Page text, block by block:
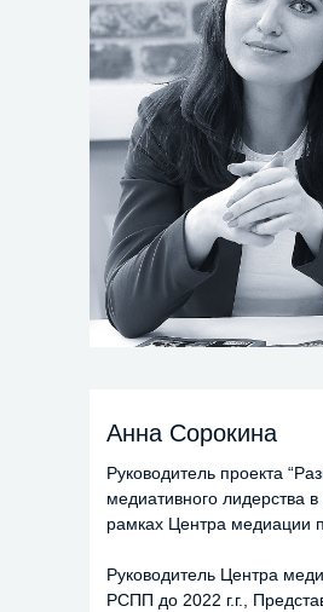
Анна Сорокина
Руководитель проекта
медиативного лидерства в
рамках Центра медиации
Руководитель Центра
РСПП до 2022 г.г.,